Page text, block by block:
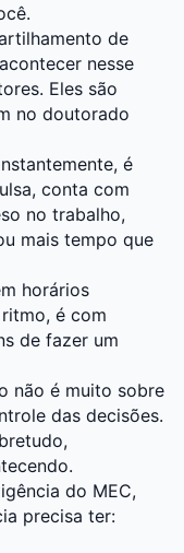
de
nesse
Eles são
no doutorado
é
conta com
no trabalho,
mais tempo que
horários
é com
de fazer um
não é muito sobre
das decisões.
do MEC,
precisa ter: